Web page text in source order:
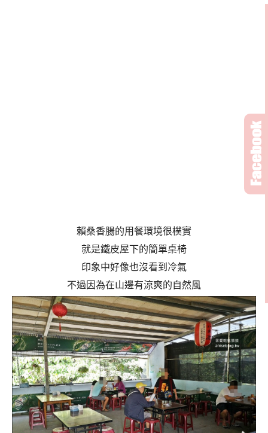
賴桑香腸的用餐環境很樸實
就是鐵皮屋下的簡單桌椅
印象中好像也沒看到冷氣
不過因為在山邊有涼爽的自然風